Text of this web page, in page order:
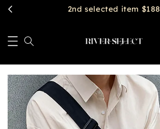
2nd selected item $188